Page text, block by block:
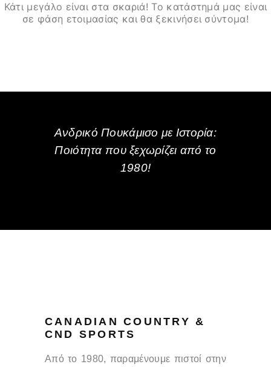
Κάτι μεγάλο είναι στα σκαριά! Το κατάστημά μας είναι
σε φάση ετοιμασίας και θα ξεκινήσει σύντομα!
Ανδρικό Πουκάμισο με Ιστορία:
Ποιότητα που ξεχωρίζει από το
1980!
CANADIAN COUNTRY &
CND SPORTS
Από το 1980, παραμένουμε πιστοί στην